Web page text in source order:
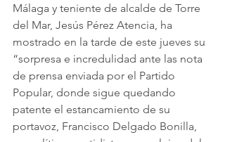
Málaga y teniente de alcalde de Torre
del Mar, Jesús Pérez Atencia, ha
mostrado en la tarde de este jueves su
“sorpresa e incredulidad ante las nota
de prensa enviada por el Partido
Popular, donde sigue quedando
patente el estancamiento de su
portavoz, Francisco Delgado Bonilla,